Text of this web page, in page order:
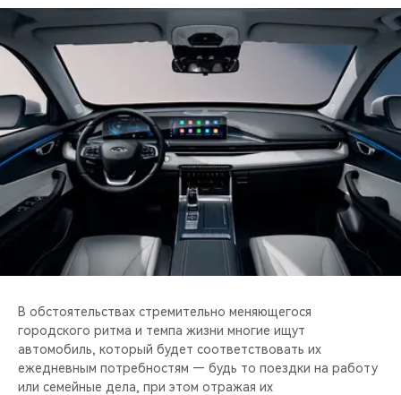
CHERY REMOTE
CHERY И СПОРТ
НАШИ МЕРОПРИЯТИЯ
ВИДЕООБЗОРЫ
CHERY ДЛЯ ДЕТЕЙ
В обстоятельствах стремительно меняющегося
городского ритма и темпа жизни многие ищут
автомобиль, который будет соответствовать их
ежедневным потребностям — будь то поездки на работу
или семейные дела, при этом отражая их